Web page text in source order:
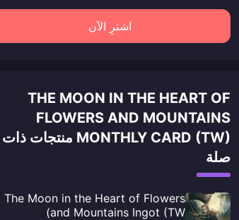
اشترِ الآن
THE MOON IN THE HEART OF
FLOWERS AND MOUNTAINS
MONTHLY CARD (TW) منتجات ذات
صلة
The Moon in the Heart of Flowers
and Mountains Ingot (TW)